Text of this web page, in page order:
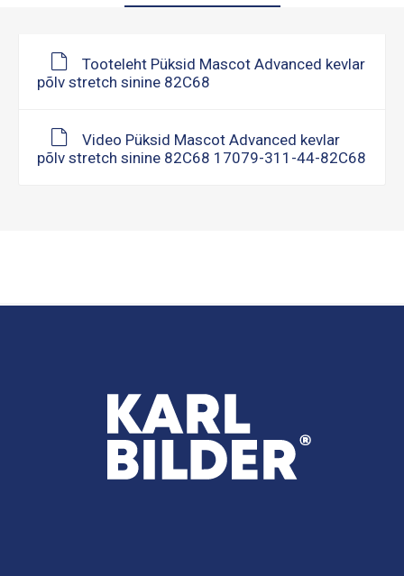
Tooteleht Püksid Mascot Advanced kevlar
põlv stretch sinine 82C68
Video Püksid Mascot Advanced kevlar
põlv stretch sinine 82C68 17079-311-44-82C68